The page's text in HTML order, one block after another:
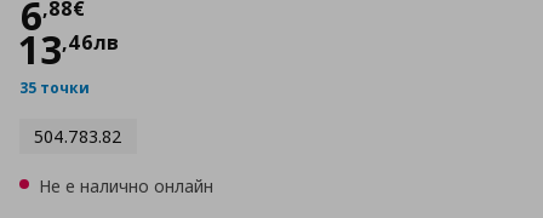
6,88€
Цена
13,46лв
35 точки
504.783.82
Не е налично онлайн